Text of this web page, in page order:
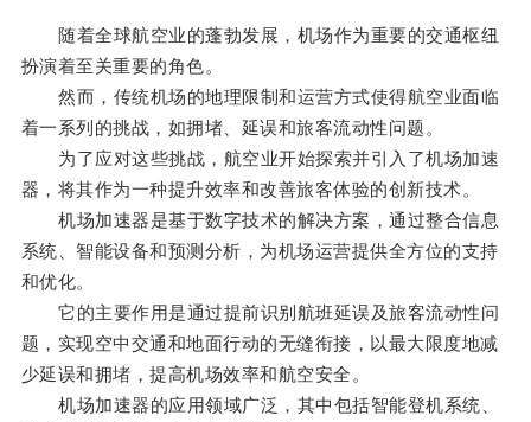
随着全球航空业的蓬勃发展，机场作为重要的交通枢纽
扮演着至关重要的角色。
然而，传统机场的地理限制和运营方式使得航空业面临
着一系列的挑战，如拥堵、延误和旅客流动性问题。
为了应对这些挑战，航空业开始探索并引入了机场加速
器，将其作为一种提升效率和改善旅客体验的创新技术。
机场加速器是基于数字技术的解决方案，通过整合信息
系统、智能设备和预测分析，为机场运营提供全方位的支持
和优化。
它的主要作用是通过提前识别航班延误及旅客流动性问
题，实现空中交通和地面行动的无缝衔接，以最大限度地减
少延误和拥堵，提高机场效率和航空安全。
机场加速器的应用领域广泛，其中包括智能登机系统、